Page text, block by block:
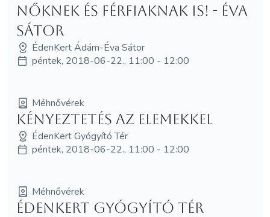
nőknek és férfiaknak is! - Éva
Sátor
ÉdenKert Ádám-Éva Sátor
péntek, 2018-06-22., 11:00 - 12:00
Méhnővérek
Kényeztetés az elemekkel
ÉdenKert Gyógyító Tér
péntek, 2018-06-22., 11:00 - 12:00
Méhnővérek
ÉdenKert Gyógyító Tér